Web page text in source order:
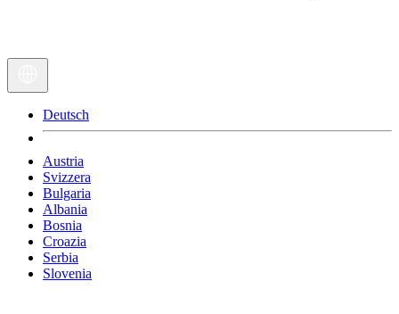
Deutsch
Austria
Svizzera
Bulgaria
Albania
Bosnia
Croazia
Serbia
Slovenia